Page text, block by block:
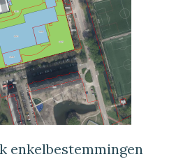
enkelbestemmingen